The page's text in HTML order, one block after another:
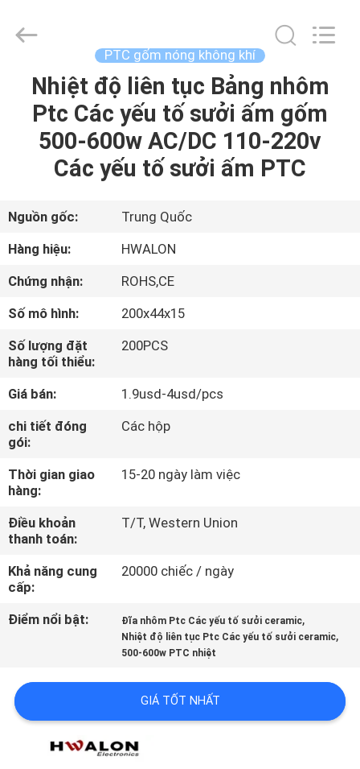
TRANG
CHỦ
PHẨM
VỀ
TÔI
THAM
QUAN
NHÀ
KIỂM
SOÁT
CHẤT
LƯỢNG
VỚI
CHÚNG
Electronic
PTC gốm nóng không khí
Nhiệt độ liên tục Bảng nhôm
Ptc Các yếu tố sưởi ấm gốm
500-600w AC/DC 110-220v
Các yếu tố sưởi ấm PTC
Nguồn gốc:
Trung Quốc
Hàng hiệu:
HWALON
Chứng nhận:
ROHS,CE
Số mô hình:
200x44x15
Số lượng đặt
hàng tối thiểu:
200PCS
Giá bán:
1.9usd-4usd/pcs
chi tiết đóng
gói:
Các hộp
Thời gian giao
hàng:
15-20 ngày làm việc
Điều khoản
thanh toán:
T/T, Western Union
Khả năng cung
cấp:
20000 chiếc / ngày
Điểm nổi bật: Đĩa nhôm Ptc Các yếu tố sưởi ceramic,
Nhiệt độ liên tục Ptc Các yếu tố sưởi ceramic,
500-600w PTC nhiệt
GIÁ TỐT NHẤT